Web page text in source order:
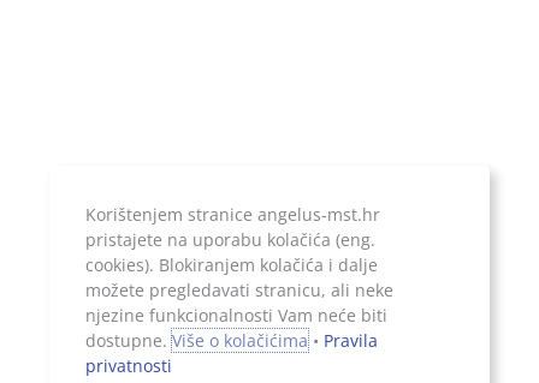
Jer ono što je zapisano, ostaje...
Sva prava pridržana, 2026. Angelus d.o.o.
Korištenjem stranice angelus-mst.hr
pristajete na uporabu kolačića (eng.
cookies). Blokiranjem kolačića i dalje
možete pregledavati stranicu, ali neke
njezine funkcionalnosti Vam neće biti
dostupne.Više o kolačićima• Pravila
privatnosti